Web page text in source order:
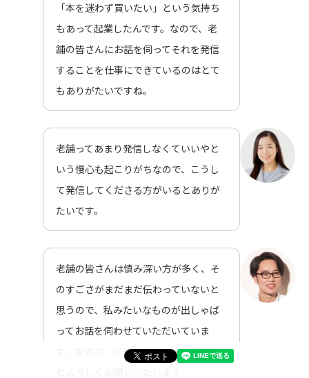
「本を迷わず買いたい」という気持ち
もあって起業したんです。なので、老
舗の皆さんにお話を伺ってそれを発信
することを仕事にできているのはとて
もありがたいですね。
老舗ってあまり発信しなくていいやと
いう慢心も起こりがちなので、こうし
て発信してくださる方がいるとありが
たいです。
老舗の皆さんは慎み深い方が多く、そ
のすごさがまだまだ伝わっていないと
思うので、私みたいなものが出しゃば
ってお話を伺わせていただいていま
す。なので、ぜひみなさん、応援のほ